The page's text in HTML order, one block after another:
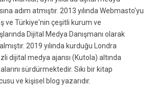
adım atmıştır. 2013 yılında Webmasto'yu
ve Türkiye'nin çeşitli kurum ve
Dijital Medya Danışmanı olarak
2019 yılında kurduğu Londra
dijital medya ajansı (Kutola) altında
sürdürmektedir. Sıkı bir kitap
ve kişisel blog yazarıdır.